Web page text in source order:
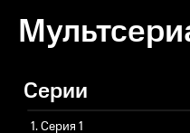
Серии
1. Серия 1